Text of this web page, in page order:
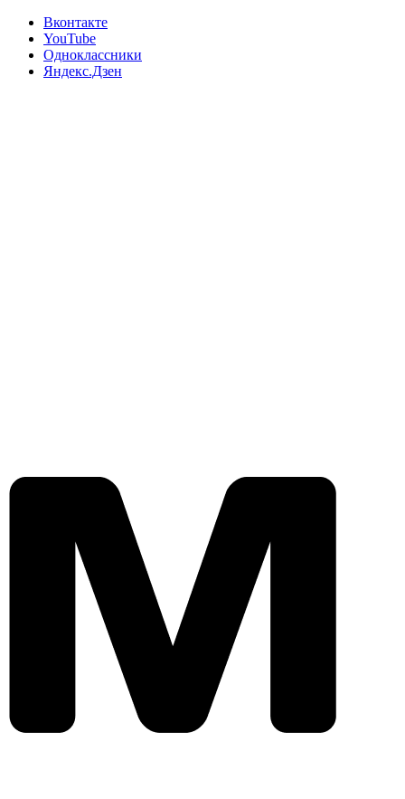
Вконтакте
YouTube
Одноклассники
Яндекс.Дзен